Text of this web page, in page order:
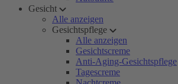
Gesicht
Alle anzeigen
Gesichtspflege
Alle anzeigen
Gesichtscreme
Anti-Aging-Gesichtspflege
Tagescreme